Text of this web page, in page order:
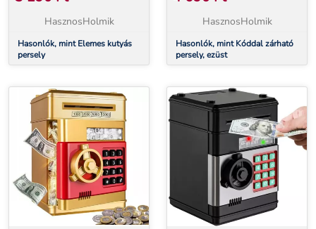
HasznosHolmik
Hasonlók, mint Elemes kutyás
persely
HasznosHolmik
Hasonlók, mint Kóddal zárható
persely, ezüst